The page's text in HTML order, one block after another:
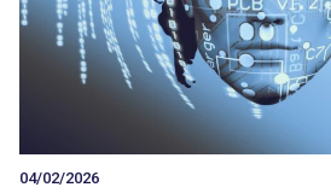
04/02/2026